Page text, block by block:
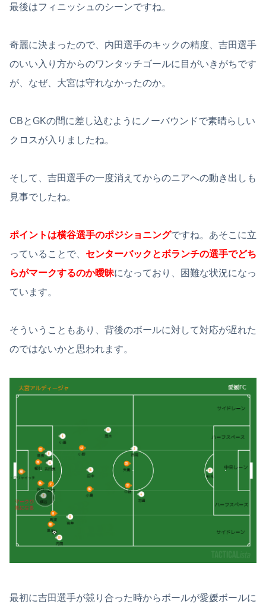
最後はフィニッシュのシーンですね。
奇麗に決まったので、内田選手のキックの精度、吉田選手
のいい入り方からのワンタッチゴールに目がいきがちです
が、なぜ、大宮は守れなかったのか。
CBとGKの間に差し込むようにノーバウンドで素晴らしい
クロスが入りましたね。
そして、吉田選手の一度消えてからのニアへの動き出しも
見事でしたね。
ポイントは横谷選手のポジショニングですね。あそこに立
っていることで、 センターバックとボランチの選手でどち
らがマークするのか曖昧になっており、困難な状況になっ
ています。
そういうこともあり、背後のボールに対して対応が遅れた
のではないかと思われます。
最初に吉田選手が競り合った時からボールが愛媛ボールに